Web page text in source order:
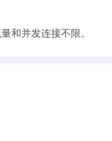
和并发连接不限。